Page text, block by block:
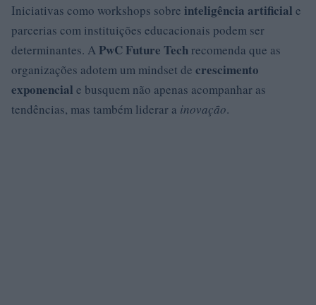
Iniciativas como workshops sobre inteligência artificial e
parcerias com instituições educacionais podem ser
determinantes. A PwC Future Tech recomenda que as
organizações adotem um mindset de crescimento
exponencial e busquem não apenas acompanhar as
tendências, mas também liderar a inovação.